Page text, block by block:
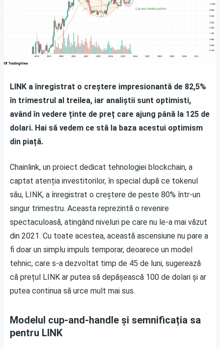
LINK a înregistrat o creștere impresionantă de 82,5%
în trimestrul al treilea, iar analiștii sunt optimisti,
având în vedere ținte de preț care ajung până la 125 de
dolari. Hai să vedem ce stă la baza acestui optimism
din piață.
Chainlink, un proiect dedicat tehnologiei blockchain, a
captat atenția investitorilor, în special după ce tokenul
său, LINK, a înregistrat o creștere de peste 80% într-un
singur trimestru. Aceasta reprezintă o revenire
spectaculoasă, atingând niveluri pe care nu le-a mai văzut
din 2021. Cu toate acestea, această ascensiune nu pare a
fi doar un simplu impuls temporar, deoarece un model
tehnic, care s-a dezvoltat timp de 45 de luni, sugerează
că prețul LINK ar putea să depășească 100 de dolari și ar
putea continua să urce mult mai sus.
Modelul cup-and-handle și semnificația sa
pentru LINK